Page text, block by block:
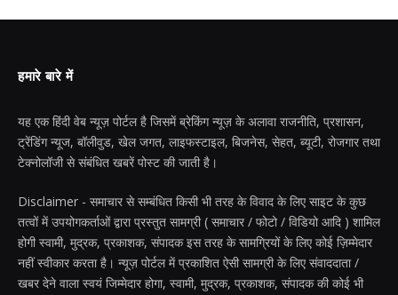
हमारे बारे में
यह एक हिंदी वेब न्यूज़ पोर्टल है जिसमें ब्रेकिंग न्यूज़ के अलावा राजनीति, प्रशासन,
ट्रेंडिंग न्यूज, बॉलीवुड, खेल जगत, लाइफस्टाइल, बिजनेस, सेहत, ब्यूटी, रोजगार तथा
टेक्नोलॉजी से संबंधित खबरें पोस्ट की जाती है।
Disclaimer - समाचार से सम्बंधित किसी भी तरह के विवाद के लिए साइट के कुछ
तत्वों में उपयोगकर्ताओं द्वारा प्रस्तुत सामग्री ( समाचार / फोटो / विडियो आदि ) शामिल
होगी स्वामी, मुद्रक, प्रकाशक, संपादक इस तरह के सामग्रियों के लिए कोई ज़िम्मेदार
नहीं स्वीकार करता है। न्यूज़ पोर्टल में प्रकाशित ऐसी सामग्री के लिए संवाददाता /
खबर देने वाला स्वयं जिम्मेदार होगा, स्वामी, मुद्रक, प्रकाशक, संपादक की कोई भी